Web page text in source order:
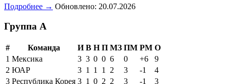
Подробнее → Обновлено: 20.07.2026
Группа A
# Команда И В Н П МЗ ПМ РМ О
1 Мексика 3 3 0 0 6 0 +6
9
2 ЮАР 3 1 1 1 2 3 -1
4
3 Республика Корея 3 1 0 2 2 3 -1 3